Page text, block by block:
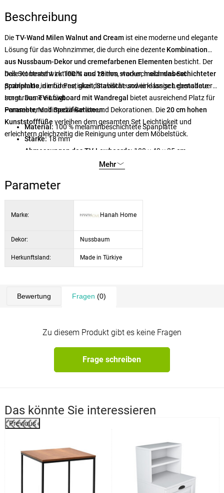
Beschreibung
DieTV-Wand Milen Walnut and Creamist eine moderne und elegante
Lösung für das Wohnzimmer, die durch eine dezente Kombination
aus Nussbaum-Dekor und cremefarbenen Elementen besticht. Der
helle Kontrast wirkt leicht und zeitlos, wodurch sich das Set
problemlos in moderne, skandinavische sowie klassisch gestaltete
Innenräume einfügt.
Das Set besteht zu100 %aus18 mmstarker,melaminbeschichteter
Spanplatte, die für Festigkeit, Stabilität und eine lange Lebensdauer
sorgt. DasTV-Lowboard mit Wandregal bietet ausreichend Platz für
Fernseher, Multimedia-Geräte und Dekorationen. Die20 cm hohen
Kunststofffüße verleihen dem gesamten Set Leichtigkeit und
erleichtern gleichzeitig die Reinigung unter dem Möbelstück.
Parameter und Spezifikationen:
Material: 100 % melaminbeschichtete Spanplatte
Stärke:18 mm
Abmessungen des TV-Lowboards: 180 × 40 × 35 cm
Abmessungen des Wandregals:
Farbe:Nussbaum / Creme
Mehr
Parameter
Marke: Hanah Home
Dekor: Nussbaum
Herkunftsland: Made in Türkiye
Bewertung Fragen (0)
Zu diesem Produkt gibt es keine Fragen
Frage schreiben
Das könnte Sie interessieren
Previous